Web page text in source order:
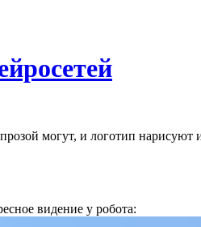
могут, и логотип нарисуют
видение у робота: